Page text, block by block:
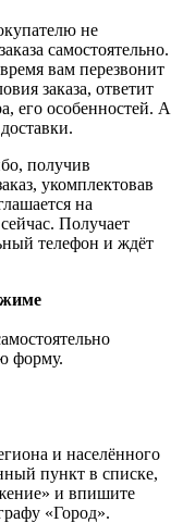
не
самостоятельно.
вам перезвонит
заказа, ответит
его особенностей. А
получив
укомплектовав
на
Получает
телефон и ждёт
форму.
и населённого
пункт в списке,
и впишите
«Город».